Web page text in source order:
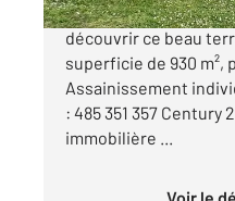
A seulement 15
découvrir ce beau
superficie de 930 m²,
Assainissement
: 485 351 357 Century
immobilière ...
Voir le